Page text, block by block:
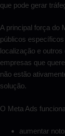
que pode gerar
A principal força do
públicos
localização e
empresas que
não estão
solução.
O Meta Ads
aumentar